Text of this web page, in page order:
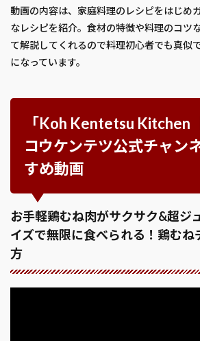
動画の内容は、家庭料理のレシピをはじめ
なレシピを紹介。食材の特徴や料理のコツ
て解説してくれるので料理初心者でも真似
になっています。
「Koh Kentetsu Kitchen
コウケンテツ公式チャン
すめ動画
お手軽鶏むね肉がサクサク&超ジ
イズで無限に食べられる！鶏むね
方